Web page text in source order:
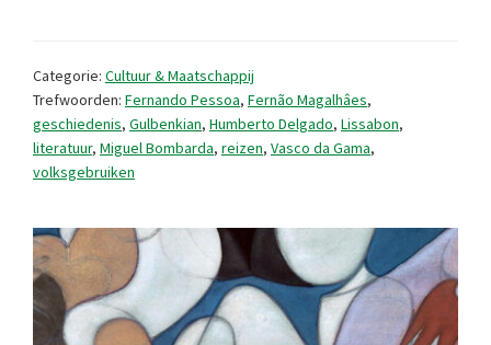
Categorie: Cultuur & Maatschappij
Trefwoorden: Fernando Pessoa, Fernão Magalhâes,
geschiedenis, Gulbenkian, Humberto Delgado, Lissabon,
literatuur, Miguel Bombarda, reizen, Vasco da Gama,
volksgebruiken